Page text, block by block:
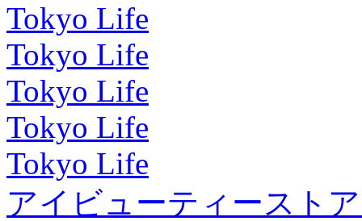
Tokyo Life
Tokyo Life
Tokyo Life
Tokyo Life
Tokyo Life
アイビューティースト